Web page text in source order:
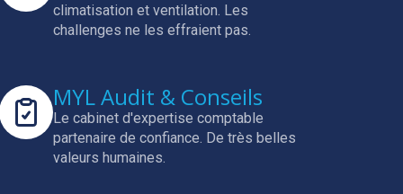
climatisation et ventilation. Les
challenges ne les effraient pas.
MYL Audit & Conseils
Le cabinet d'expertise comptable
partenaire de confiance. De très belles
valeurs humaines.